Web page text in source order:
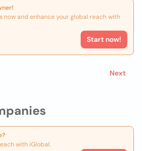
with iGlobal.
now and enhance your global reach with
Start now!
Next